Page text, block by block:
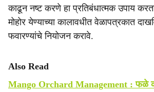
काढून नष्ट करणे हा प्रतिबंधात्मक उपाय
मोहोर येण्याच्या कालावधीत वेळापत्रकात
फवारण्यांचे नियोजन करावे.
Also Read
Mango Orchard Management : फळे